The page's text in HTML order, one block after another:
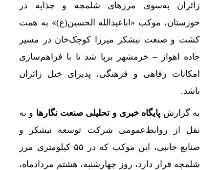
زائران به‌سوی مرزهای شلمچه و چذابه در
خوزستان، موکب «اباعبدالله الحسین‌(ع)» به همت
کشت و صنعت نیشکر میرزا کوچک‌خان در مسیر
جاده اهواز – خرمشهر برپا شد تا با فراهم‌سازی
امکانات رفاهی و فرهنگی، پذیرای خیل زائران
باشد.
به گزارش پایگاه خبری و تحلیلی صنعت نگارها و به
نقل از روابط‌عمومی شرکت توسعه نیشکر و
صنایع جانبی، این موکب که در ۵۵ کیلومتری مرز
شلمچه قرار دارد، روز چهارشنبه، هشتم مردادماه،